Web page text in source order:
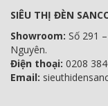
SIÊU THỊ ĐÈN
Showroom: Số 291
Nguyên.
Điện thoại: 0208
Email: